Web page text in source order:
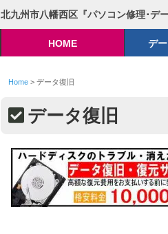
北九州市八幡西区『パソコン修理･デ
HOME デ
Home> データ復旧
データ復旧